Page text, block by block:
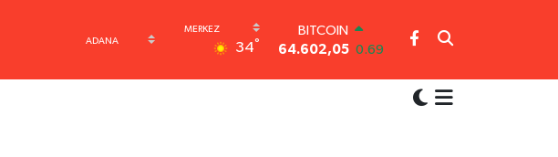
34°
DOLAR
47,6006 0.06